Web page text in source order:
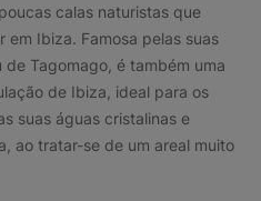
calas naturistas que
em Ibiza. Famosa pelas suas
Tagomago, é também uma
de Ibiza, ideal para os
suas águas cristalinas e
ao tratar-se de um areal muito